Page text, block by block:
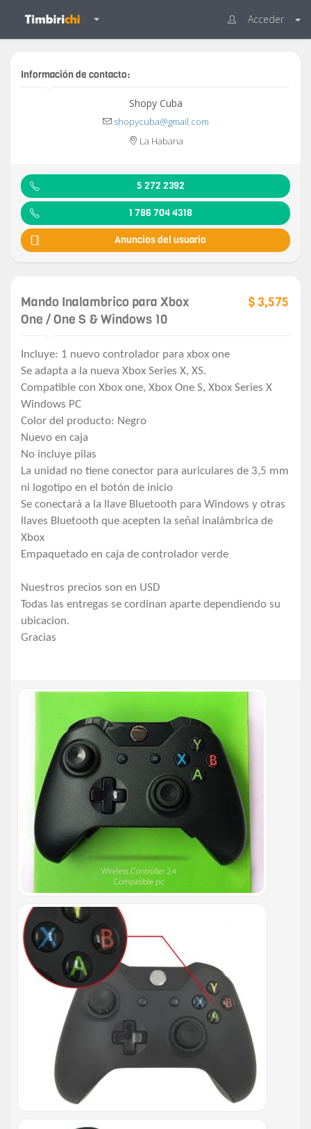
Acceder
Información de contacto:
Shopy Cuba
shopycuba@gmail.com
La Habana
5 272 2392
1 786 704 4318
Anuncios del usuario
Mando Inalambrico para Xbox
One / One S & Windows 10
$ 3,575
Incluye: 1 nuevo controlador para xbox one
Se adapta a la nueva Xbox Series X, XS.
Compatible con Xbox one, Xbox One S, Xbox Series X
Windows PC
Color del producto: Negro
Nuevo en caja
No incluye pilas
La unidad no tiene conector para auriculares de 3,5 mm
ni logotipo en el botón de inicio
Se conectará a la llave Bluetooth para Windows y otras
llaves Bluetooth que acepten la señal inalámbrica de
Xbox
Empaquetado en caja de controlador verde
Nuestros precios son en USD
Todas las entregas se cordinan aparte dependiendo su
ubicacion.
Gracias